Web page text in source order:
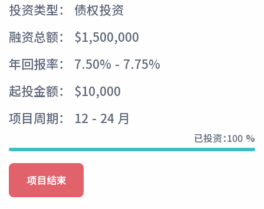
投资类型： 债权投资
融资总额： $1,500,000
年回报率： 7.50% - 7.75%
起投金额： $10,000
项目周期： 12 - 24 月
已投资：100 %
项目结束